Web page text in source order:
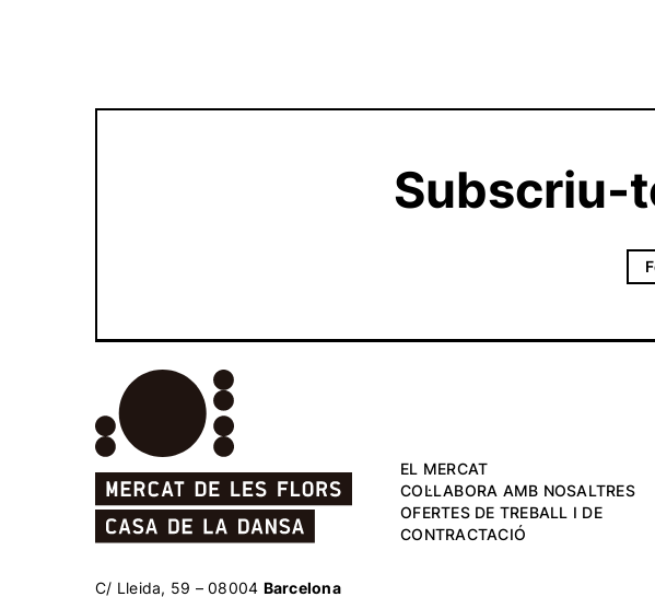
Subscriu-
EL MERCAT
COL·LABORA AMB NOSALTRES
OFERTES DE TREBALL I DE
CONTRACTACIÓ
C/ Lleida, 59 – 08004 Barcelona